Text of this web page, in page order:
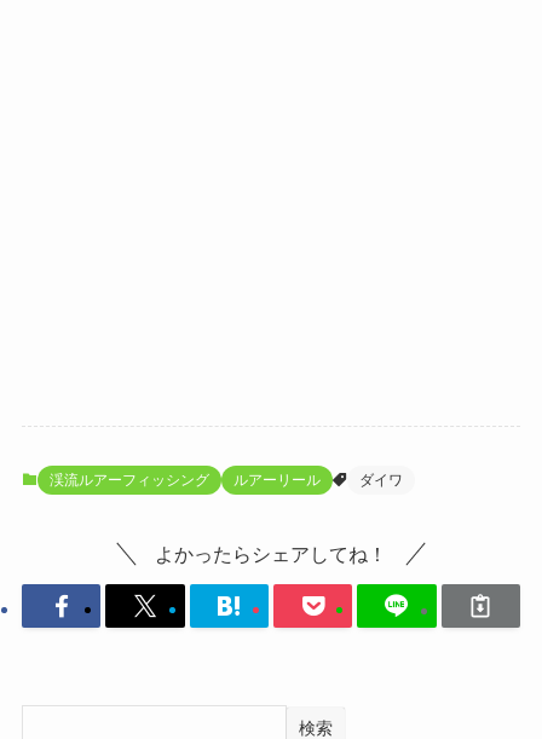
渓流ルアーフィッシング ルアーリール ダイワ
よかったらシェアしてね！
検索